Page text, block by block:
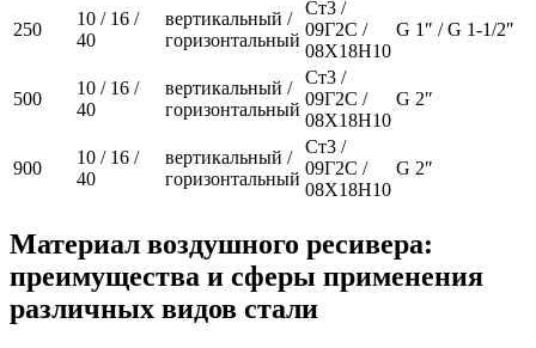
250
10 / 16 /
40
вертикальный /
горизонтальный
Ст3 /
09Г2С /
08Х18Н10
G 1″ / G 1-1/2″
500
10 / 16 /
40
вертикальный /
горизонтальный
Ст3 /
09Г2С /
08Х18Н10
G 2″
900
10 / 16 /
40
вертикальный /
горизонтальный
Ст3 /
09Г2С /
08Х18Н10
G 2″
Материал воздушного ресивера:
преимущества и сферы применения
различных видов стали